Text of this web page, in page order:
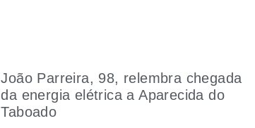
João Parreira, 98, relembra chegada
da energia elétrica a Aparecida do
Taboado